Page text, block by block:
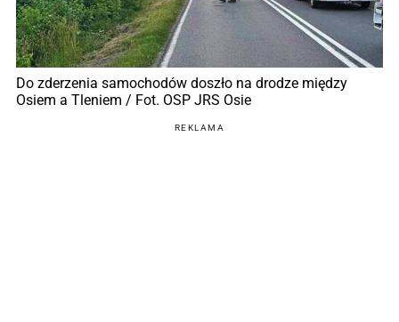
Do zderzenia samochodów doszło na drodze między
Osiem a Tleniem / Fot. OSP JRS Osie
REKLAMA